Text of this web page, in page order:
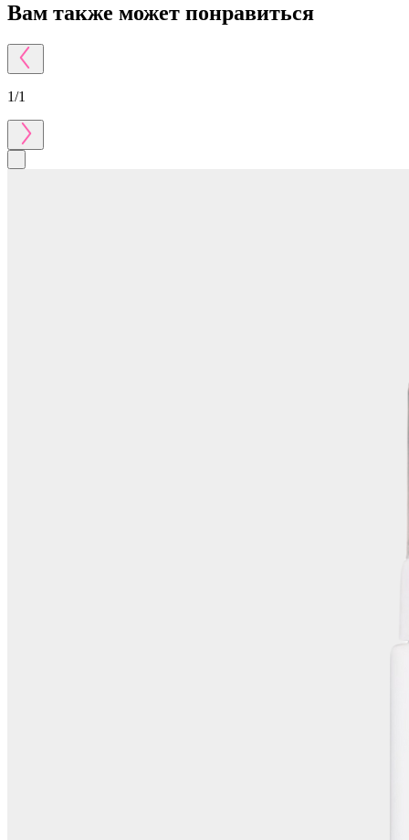
Вам также может понравиться
1/1